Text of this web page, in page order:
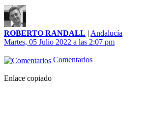
ROBERTO RANDALL | Andalucía
Martes, 05 Julio 2022 a las 2:07 pm
Comentarios
Enlace copiado